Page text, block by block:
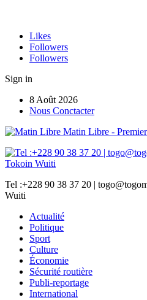
Likes
Followers
Followers
Sign in
8 Août 2026
Nous Conctacter
Matin Libre -
Tel :+228 90 38 37 20 |
Wuiti
Actualité
Politique
Sport
Culture
Économie
Sécurité routière
Publi-reportage
International